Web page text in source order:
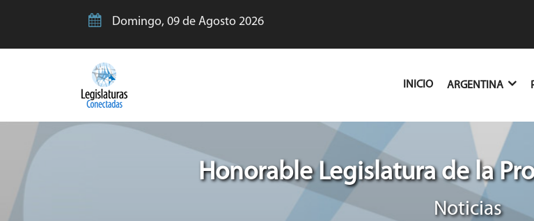
Domingo, 09 de Agosto 2026
INICIO(CURRENT)
ARGENTINA
Honorable Legislatura de la
Noticias